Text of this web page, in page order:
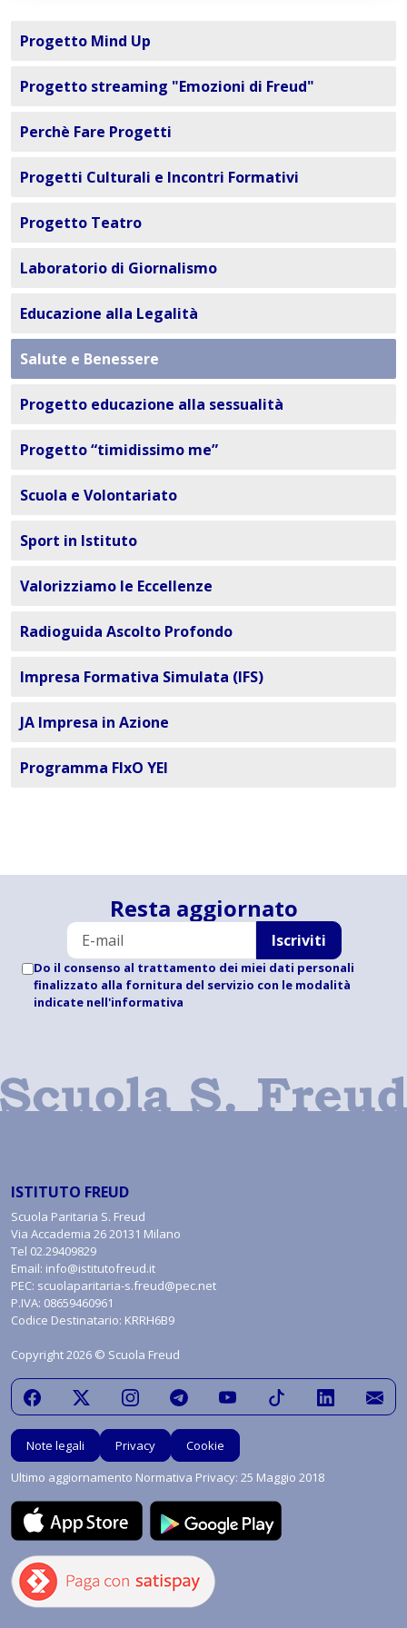
Progetto Mind Up
Progetto streaming "Emozioni di Freud"
Perchè Fare Progetti
Progetti Culturali e Incontri Formativi
Progetto Teatro
Laboratorio di Giornalismo
Educazione alla Legalità
Salute e Benessere
Progetto educazione alla sessualità
Progetto “timidissimo me”
Scuola e Volontariato
Sport in Istituto
Valorizziamo le Eccellenze
Radioguida Ascolto Profondo
Impresa Formativa Simulata (IFS)
JA Impresa in Azione
Programma FIxO YEI
Resta aggiornato
Iscriviti
Do il consenso al trattamento dei miei dati personali
finalizzato alla fornitura del servizio con le modalità
indicate nell'informativa
ISTITUTO FREUD
Scuola Paritaria S. Freud
Via Accademia 26 20131 Milano
Tel 02.29409829
Email: info@istitutofreud.it
PEC: scuolaparitaria-s.freud@pec.net
P.IVA: 08659460961
Codice Destinatario: KRRH6B9
Copyright 2026 © Scuola Freud
Note legali Privacy
Cookie
Ultimo aggiornamento Normativa Privacy: 25 Maggio 2018